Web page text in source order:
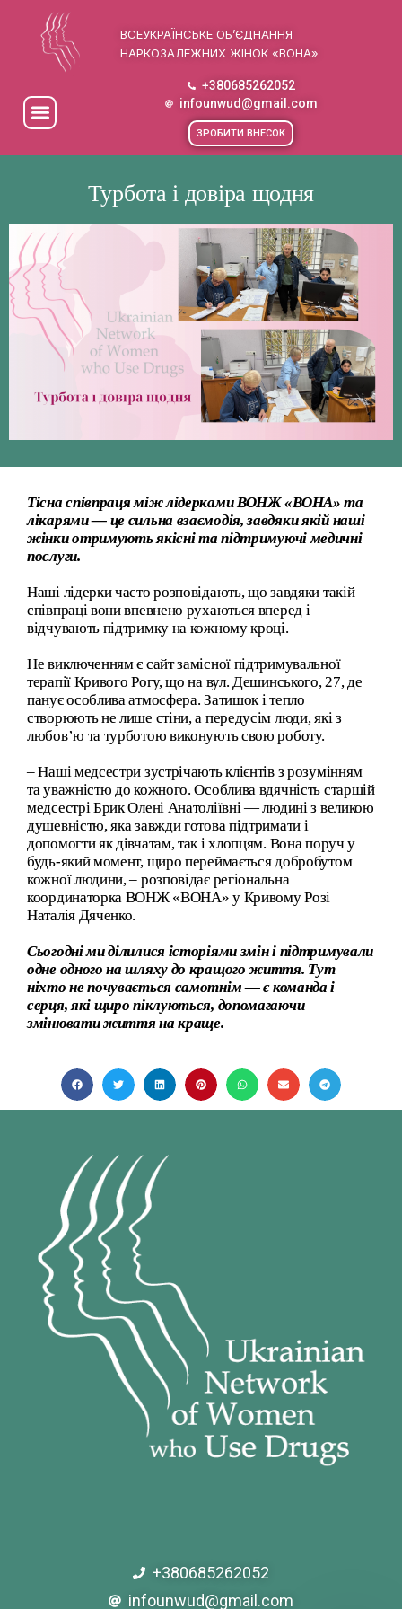
ВСЕУКРАЇНСЬКЕ ОБ’ЄДНАННЯ
НАРКОЗАЛЕЖНИХ ЖІНОК «ВОНА»
+380685262052
infounwud@gmail.com
ЗРОБИТИ ВНЕСОК
Турбота і довіра щодня
Тісна співпраця між лідерками ВОНЖ «ВОНА» та
лікарями — це сильна взаємодія, завдяки якій наші
жінки отримують якісні та підтримуючі медичні
послуги.
Наші лідерки часто розповідають, що завдяки такій
співпраці вони впевнено рухаються вперед і
відчувають підтримку на кожному кроці.
Не виключенням є сайт замісної підтримувальної
терапії Кривого Рогу, що на вул. Дешинського, 27, де
панує особлива атмосфера. Затишок і тепло
створюють не лише стіни, а передусім люди, які з
любов’ю та турботою виконують свою роботу.
– Наші медсестри зустрічають клієнтів з розумінням
та уважністю до кожного. Особлива вдячність старшій
медсестрі Брик Олені Анатоліївні — людині з великою
душевністю, яка завжди готова підтримати і
допомогти як дівчатам, так і хлопцям. Вона поруч у
будь-який момент, щиро переймається добробутом
кожної людини, – розповідає регіональна
координаторка ВОНЖ «ВОНА» у Кривому Розі
Наталія Дяченко.
Сьогодні ми ділилися історіями змін і підтримували
одне одного на шляху до кращого життя. Тут
ніхто не почувається самотнім — є команда і
серця, які щиро піклуються, допомагаючи
змінювати життя на краще.
+380685262052
infounwud@gmail.com